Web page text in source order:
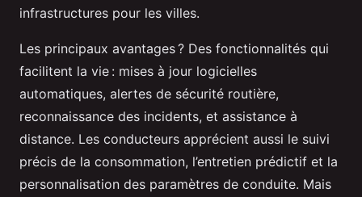
infrastructures pour les villes.
Les principaux avantages ? Des fonctionnalités qui
facilitent la vie : mises à jour logicielles
automatiques, alertes de sécurité routière,
reconnaissance des incidents, et assistance à
distance. Les conducteurs apprécient aussi le suivi
précis de la consommation, l’entretien prédictif et la
personnalisation des paramètres de conduite. Mais